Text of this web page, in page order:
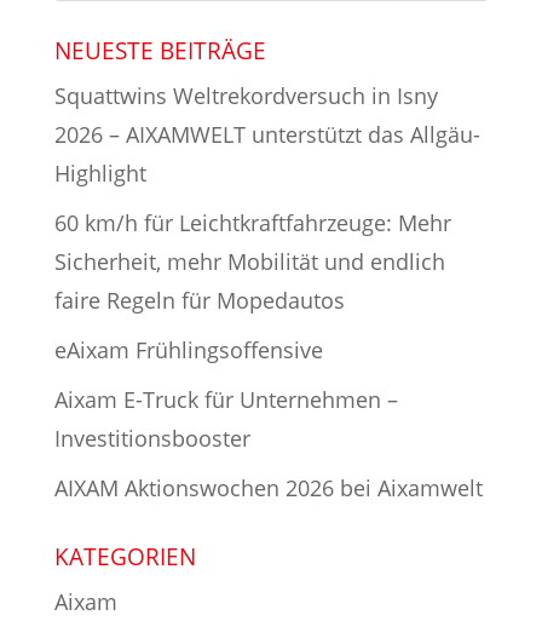
NEUESTE BEITRÄGE
Squattwins Weltrekordversuch in Isny
2026 – AIXAMWELT unterstützt das Allgäu-
Highlight
60 km/h für Leichtkraftfahrzeuge: Mehr
Sicherheit, mehr Mobilität und endlich
faire Regeln für Mopedautos
eAixam Frühlingsoffensive
Aixam E-Truck für Unternehmen –
Investitionsbooster
AIXAM Aktionswochen 2026 bei Aixamwelt
KATEGORIEN
Aixam